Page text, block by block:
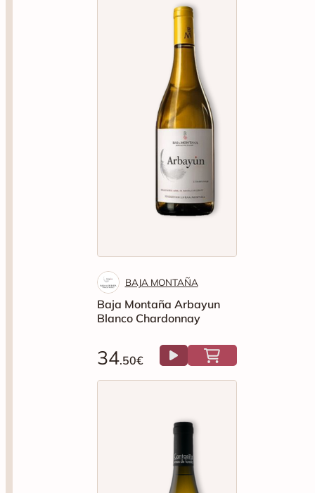
BAJA MONTAÑA
Baja Montaña Arbayun
Blanco Chardonnay
34.50€